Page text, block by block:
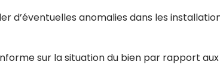
d’éventuelles anomalies dans les
sur la situation du bien par rapport